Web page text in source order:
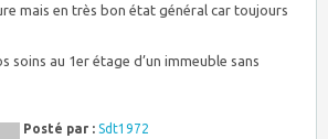
mais en très bon état général car toujours
soins au 1er étage d’un immeuble sans
Posté par : Sdt1972